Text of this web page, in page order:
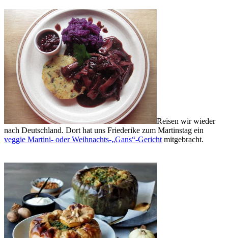
Reisen wir wieder
nach Deutschland. Dort hat uns Friederike zum Martinstag ein
veggie Martini- oder Weihnachts-„Gans“-Gericht mitgebracht.